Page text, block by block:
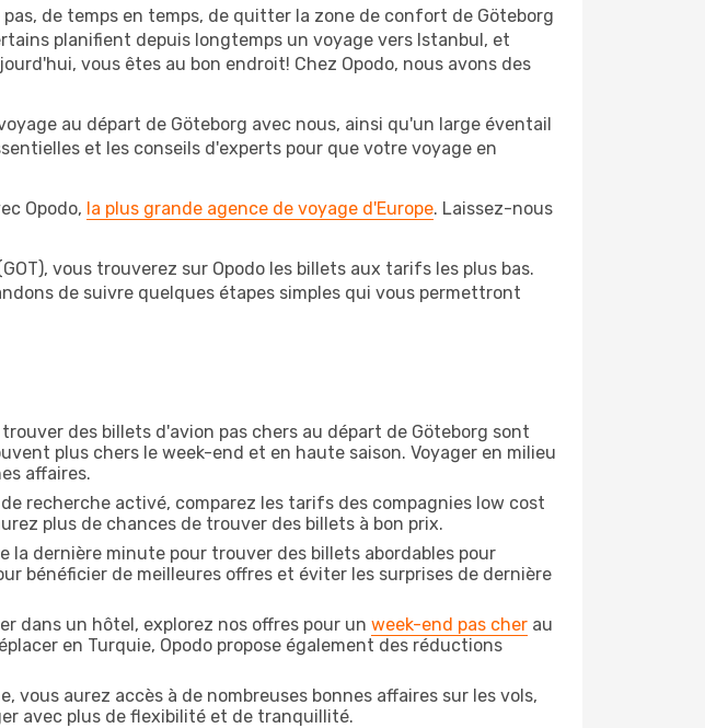
de temps en temps, de quitter la zone de confort de Göteborg
planifient depuis longtemps un voyage vers Istanbul, et
vous êtes au bon endroit! Chez Opodo, nous avons des
au départ de Göteborg avec nous, ainsi qu'un large éventail
et les conseils d'experts pour que votre voyage en
Opodo, la plus grande agence de voyage d'Europe. Laissez-nous
vous trouverez sur Opodo les billets aux tarifs les plus bas.
de suivre quelques étapes simples qui vous permettront
des billets d'avion pas chers au départ de Göteborg sont
plus chers le week-end et en haute saison. Voyager en milieu
affaires.
recherche activé, comparez les tarifs des compagnies low cost
plus de chances de trouver des billets à bon prix.
dernière minute pour trouver des billets abordables pour
bénéficier de meilleures offres et éviter les surprises de dernière
dans un hôtel, explorez nos offres pour un week-end pas cher au
en Turquie, Opodo propose également des réductions
vous aurez accès à de nombreuses bonnes affaires sur les vols,
avec plus de flexibilité et de tranquillité.